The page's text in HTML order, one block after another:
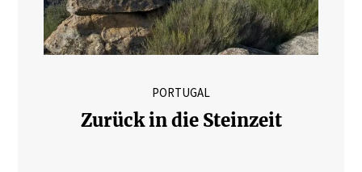
PORTUGAL
Zurück in die Steinzeit